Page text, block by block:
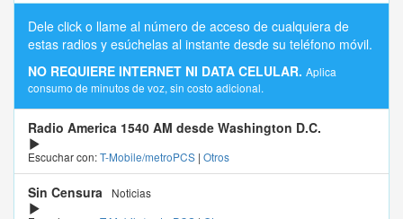
Dele click o llame al número de acceso de cualquiera de
estas radios y esúchelas al instante desde su teléfono móvil.
NO REQUIERE INTERNET NI DATA CELULAR. Aplica
consumo de minutos de voz, sin costo adicional.
Radio America 1540 AM desde Washington D.C.
Escuchar con:T-Mobile/metroPCS | Otros
Sin Censura
Noticias